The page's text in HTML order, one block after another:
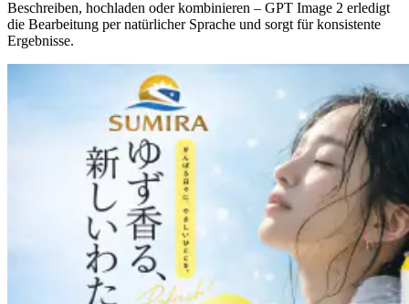
Beschreiben, hochladen oder kombinieren – GPT Image 2 erledigt
die Bearbeitung per natürlicher Sprache und sorgt für konsistente
Ergebnisse.